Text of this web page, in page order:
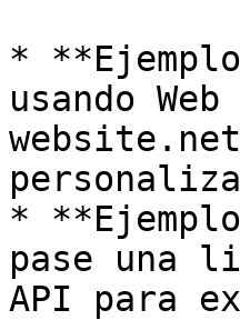
*
usando
*
pase una
API para